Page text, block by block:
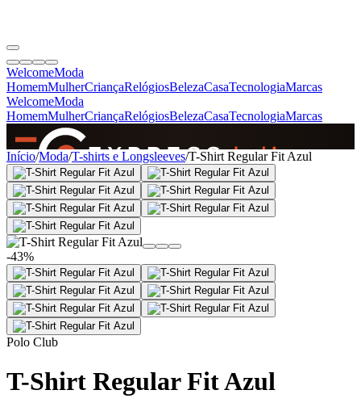
WelcomeModa
HomemMulherCriançaRelógiosBelezaCasaTecnologiaMarcas
WelcomeModa
HomemMulherCriançaRelógiosBelezaCasaTecnologiaMarcas
SINCE 2005
+de 36.000 reviews
Início/Moda/T-shirts e Longsleeves/T-Shirt Regular Fit Azul
-43%
Polo Club
T-Shirt Regular Fit Azul